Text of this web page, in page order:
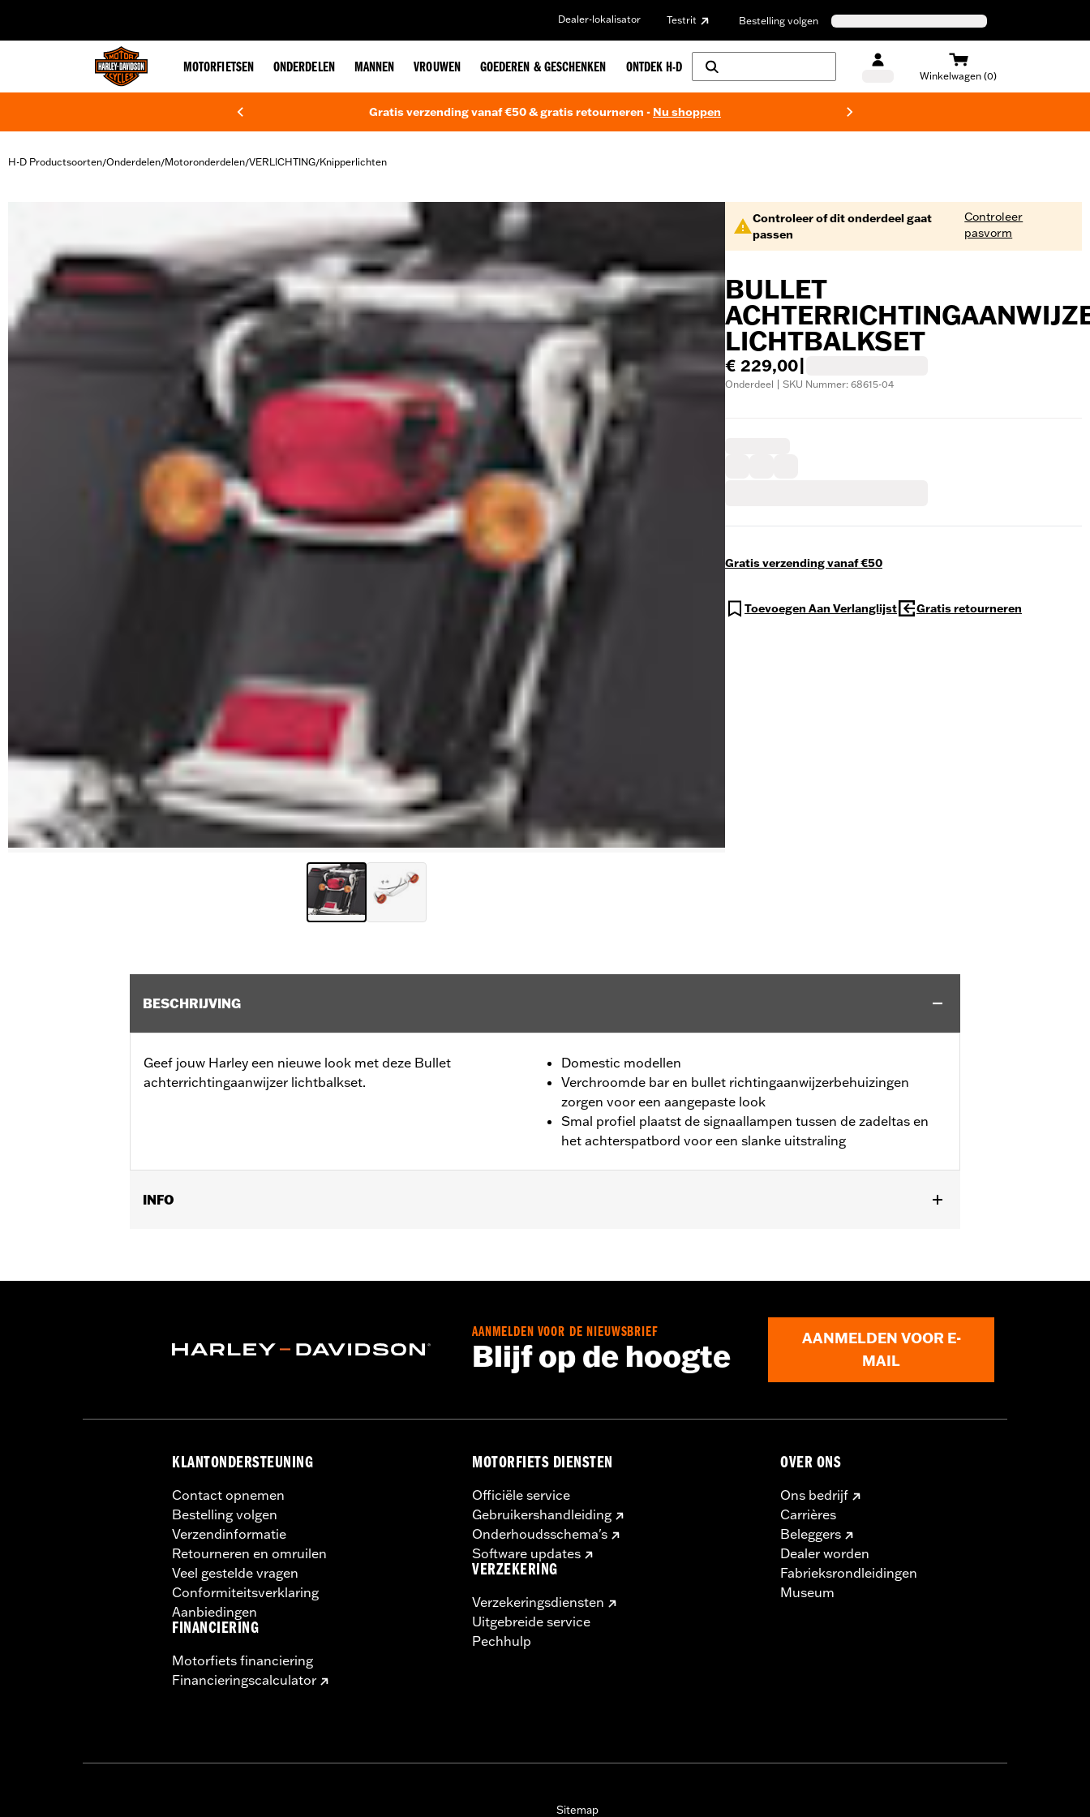
Dealer-lokalisator Testrit Bestelling volgen
MOTORFIETSEN ONDERDELEN MANNEN VROUWEN GOEDEREN & GESCHENKEN ONTDEK H-D
Winkelwagen (0)
Gratis verzending vanaf €50 & gratis retourneren - Nu shoppen
H-D Productsoorten/Onderdelen/Motoronderdelen/VERLICHTING/Knipperlichten
Controleer of dit onderdeel gaat
passen
Controleer
pasvorm
BULLET
LICHTBALKSET
€ 229,00
Onderdeel | SKU Nummer: 68615-04
Gratis verzending vanaf €50
Toevoegen Aan Verlanglijst Gratis retourneren
BESCHRIJVING
Geef jouw Harley een nieuwe look met deze Bullet
achterrichtingaanwijzer lichtbalkset.
Domestic modellen
Verchroomde bar en bullet richtingaanwijzerbehuizingen
zorgen voor een aangepaste look
Smal profiel plaatst de signaallampen tussen de zadeltas en
het achterspatbord voor een slanke uitstraling
INFO
Installatie-instructies
In de doos:Alle benodigde bevestigingsmaterialen
AANMELDEN VOOR DE NIEUWSBRIEF
Blijf op de hoogte
AANMELDEN VOOR E-
MAIL
KLANTONDERSTEUNING
Contact opnemen
Bestelling volgen
Verzendinformatie
Retourneren en omruilen
Veel gestelde vragen
Conformiteitsverklaring
Aanbiedingen
FINANCIERING
Motorfiets financiering
Financieringscalculator
MOTORFIETS DIENSTEN
Officiële service
Gebruikershandleiding
Onderhoudsschema's
Software updates
VERZEKERING
Verzekeringsdiensten
Uitgebreide service
Pechhulp
OVER ONS
Ons bedrijf
Carrières
Beleggers
Dealer worden
Fabrieksrondleidingen
Museum
Sitemap